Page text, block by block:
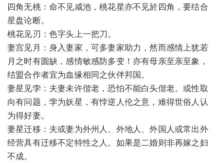
四角无桃：命不见咸池，桃花星亦不见於四角，要结合
星盘论断。
桃花见刃：色字头上一把刀。
妻宫见月：身入妻家，可多妻家助力，然而感情上犹若
月之时有圆缺，感情敏感防多变！亦有母亲至亲至象，
结盟合作者宜为血缘相同之伙伴邦国。
妻星见孛：夫妻未许偕老，恐怕不能白头偕老。或性取
向有问题，孛为妖星，有悖逆人伦之意，难得世俗人认
为得好妻。
妻星迁移：夫或妻为外州人、外地人、外国人或常出外
经营具有迁移不定特性之人。如果是二婚则非再嫁之妇
不成。